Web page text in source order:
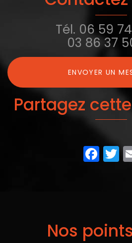
Tél. 06 59
03 86 37
ENVOYER UN
Partagez
Nos